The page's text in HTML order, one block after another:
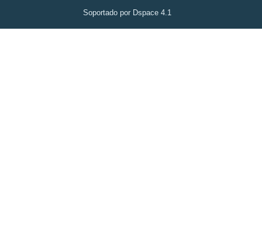
Soportado por Dspace 4.1